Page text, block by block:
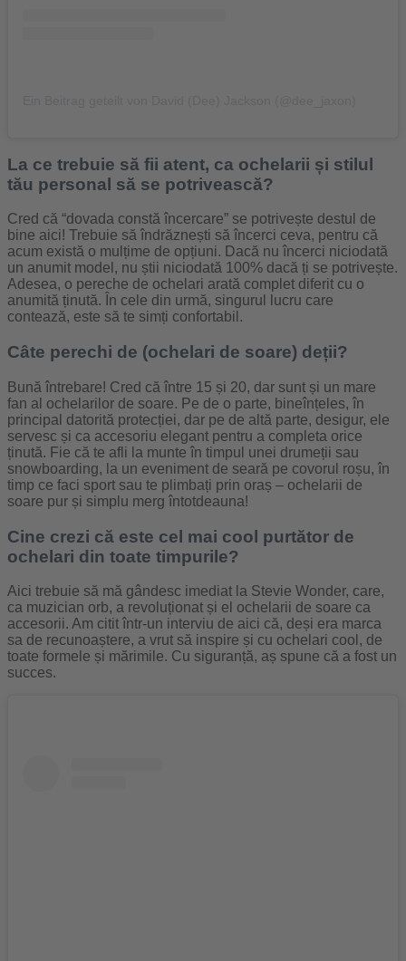
La ce trebuie să fii atent, ca ochelarii și stilul
tău personal să se potrivească?
Cred că “dovada constă încercare” se potrivește destul de
bine aici! Trebuie să îndrăznești să încerci ceva, pentru că
acum există o mulțime de opțiuni. Dacă nu încerci niciodată
un anumit model, nu știi niciodată 100% dacă ți se potrivește.
Adesea, o pereche de ochelari arată complet diferit cu o
anumită ținută. În cele din urmă, singurul lucru care
contează, este să te simți confortabil.
Câte perechi de (ochelari de soare) deții?
Bună întrebare! Cred că între 15 și 20, dar sunt și un mare
fan al ochelarilor de soare. Pe de o parte, bineînțeles, în
principal datorită protecției, dar pe de altă parte, desigur, ele
servesc și ca accesoriu elegant pentru a completa orice
ținută. Fie că te afli la munte în timpul unei drumeții sau
snowboarding, la un eveniment de seară pe covorul roșu, în
timp ce faci sport sau te plimbați prin oraș – ochelarii de
soare pur și simplu merg întotdeauna!
Cine crezi că este cel mai cool purtător de
ochelari din toate timpurile?
Aici trebuie să mă gândesc imediat la Stevie Wonder, care,
ca muzician orb, a revoluționat și el ochelarii de soare ca
accesorii. Am citit într-un interviu de aici că, deși era marca
sa de recunoaștere, a vrut să inspire și cu ochelari cool, de
toate formele și mărimile. Cu siguranță, aș spune că a fost un
succes.